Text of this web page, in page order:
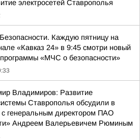
электросетей Ставрополья
Каждую пятницу на
«Кавказ 24» в 9:45 смотри новый
программы «МЧС о безопасности»
Владимиров: Развитие
Ставрополья обсудили в
с генеральным директором ПАО
Андреем Валерьевичем Рюминым